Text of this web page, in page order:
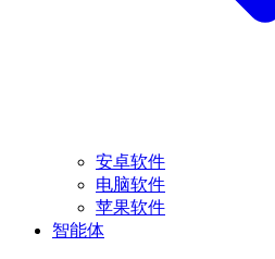
安卓软件
电脑软件
苹果软件
智能体